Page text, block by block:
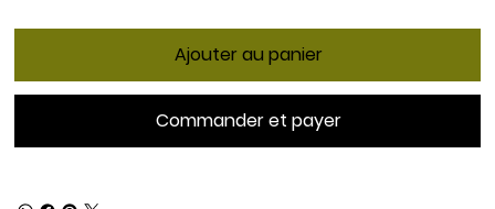
Ajouter au panier
Commander et payer